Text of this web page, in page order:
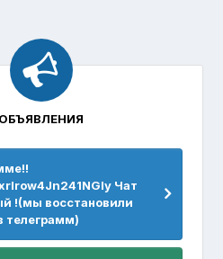
ОБЪЯВЛЕНИЯ
Чат
!(мы восстановили
телеграмм)